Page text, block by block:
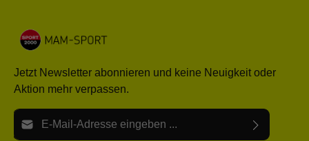
Jetzt Newsletter abonnieren und keine Neuigkeit oder
Aktion mehr verpassen.
E-Mail-Adresse*